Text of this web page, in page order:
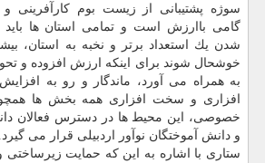
سوژه پشتیبانی از زیست بوم كارآفرینی
گامی باارزش است و تمامی استان ها باید
شدن یك استعداد برتر و نخبه به استان،
خوشحال شوند برای اینكه ارزش افزوده و
به همراه می آورد، ماندگار و رو به
افزاری و سخت افزاری همه بخش ها
خصوصی، این محیط ها در دسترس فعالان دانش
و دانش آموختگان نوآور اردبیلی قرار می گیرد.
ستاری با اشاره به این كه حمایت زیرساختی